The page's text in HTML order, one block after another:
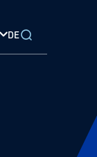
DE